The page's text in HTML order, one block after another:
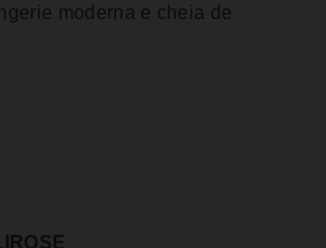
moderna e cheia de